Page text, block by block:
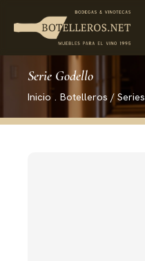
Serie Godello
Inicio . Botelleros / Series